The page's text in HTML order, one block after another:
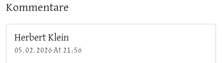
Kommentare
Herbert Klein
05.02.2026 At 21:56